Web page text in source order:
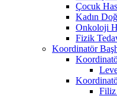
Çocuk
Kadın
Onkoloji
Fizik
Koordinatör
Filiz